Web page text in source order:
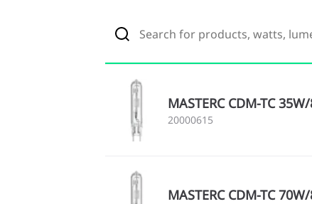
MASTERC CDM-TC
20000615
MASTERC CDM-TC